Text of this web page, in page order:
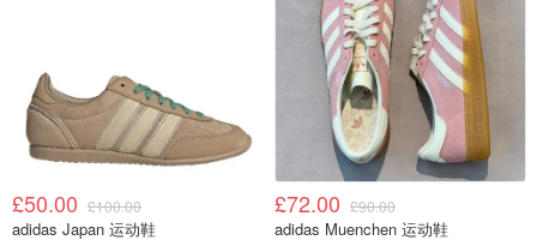
£50.00 £100.00
adidas Japan 运动鞋
£72.00 £90.00
adidas Muenchen 运动鞋